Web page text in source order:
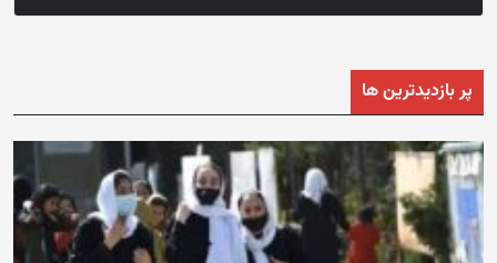
پر بازدیدترین ها